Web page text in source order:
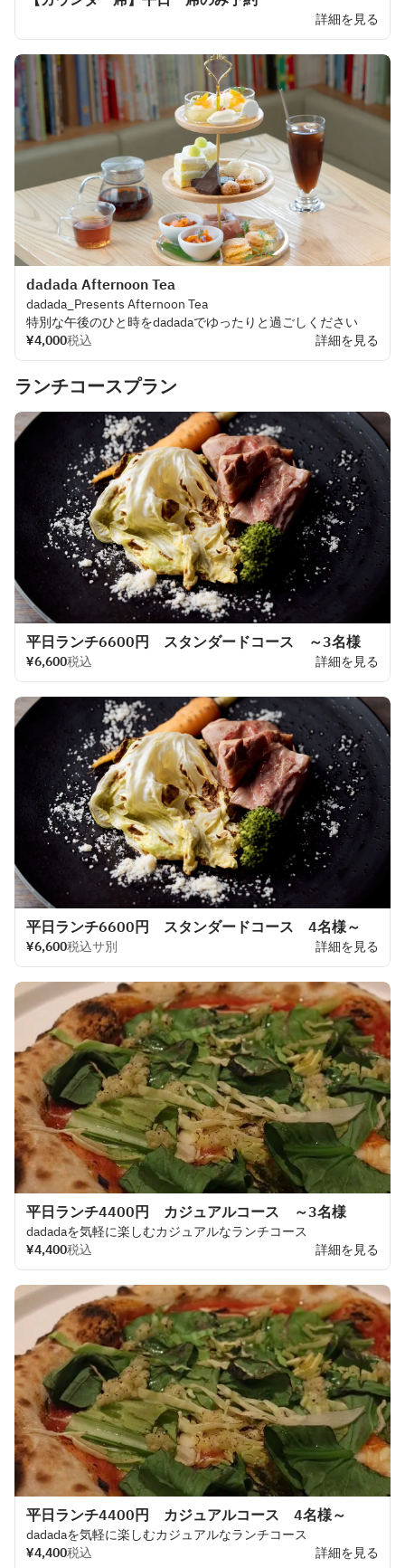
詳細を見る
dadada Afternoon Tea
dadada Presents Afternoon Tea
特別な午後のひと時をdadadaでゆったりと過ごしください
¥4,000税込 詳細を見る
ランチコースプラン
平日ランチ6600円 スタンダードコース ～3名様
¥6,600税込 詳細を見る
平日ランチ6600円 スタンダードコース 4名様～
¥6,600税込サ別 詳細を見る
平日ランチ4400円 カジュアルコース ～3名様
dadadaを気軽に楽しむカジュアルなランチコース
¥4,400税込 詳細を見る
平日ランチ4400円 カジュアルコース 4名様～
dadadaを気軽に楽しむカジュアルなランチコース
¥4,400税込 詳細を見る